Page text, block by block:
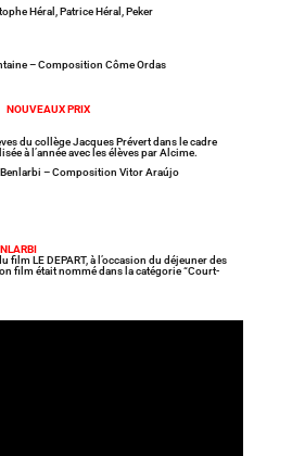
Héral, Patrice Héral, Peker
– Composition Côme Ordas
NOUVEAUX PRIX
du collège Jacques Prévert dans le cadre
à l’année avec les élèves par Alcime.
– Composition Vitor Araújo
film LE DEPART, à l’occasion du déjeuner des
film était nommé dans la catégorie “Court-